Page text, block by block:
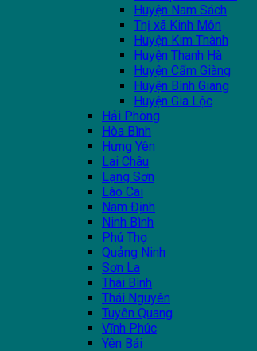
Huyện Nam Sách
Thị xã Kinh Môn
Huyện Kim Thành
Huyện Thanh Hà
Huyện Cẩm Giàng
Huyện Bình Giang
Huyện Gia Lộc
Hải Phòng
Hòa Bình
Hưng Yên
Lai Châu
Lạng Sơn
Lào Cai
Nam Định
Ninh Bình
Phú Thọ
Quảng Ninh
Sơn La
Thái Bình
Thái Nguyên
Tuyên Quang
Vĩnh Phúc
Yên Bái